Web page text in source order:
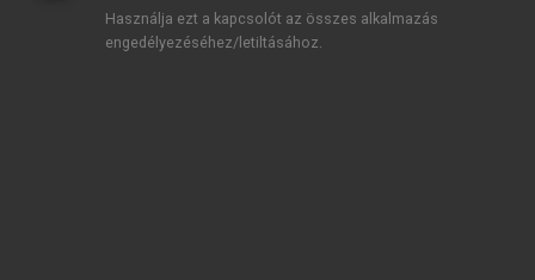
Használja ezt a kapcsolót az összes alkalmazás
engedélyezéséhez/letiltásához.